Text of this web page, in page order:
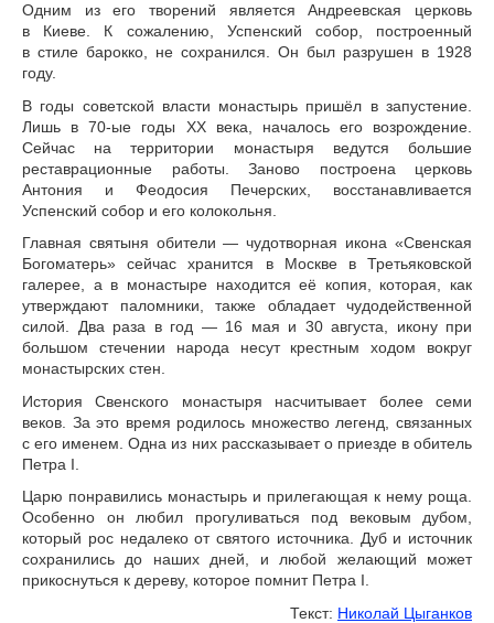
Одним из его творений является Андреевская церковь
в Киеве. К сожалению, Успенский собор, построенный
в стиле барокко, не сохранился. Он был разрушен в 1928
году.
В годы советской власти монастырь пришёл в запустение.
Лишь в 70-ые годы XX века, началось его возрождение.
Сейчас на территории монастыря ведутся большие
реставрационные работы. Заново построена церковь
Антония и Феодосия Печерских, восстанавливается
Успенский собор и его колокольня.
Главная святыня обители — чудотворная икона «Свенская
Богоматерь» сейчас хранится в Москве в Третьяковской
галерее, а в монастыре находится её копия, которая, как
утверждают паломники, также обладает чудодейственной
силой. Два раза в год — 16 мая и 30 августа, икону при
большом стечении народа несут крестным ходом вокруг
монастырских стен.
История Свенского монастыря насчитывает более семи
веков. За это время родилось множество легенд, связанных
с его именем. Одна из них рассказывает о приезде в обитель
Петра I.
Царю понравились монастырь и прилегающая к нему роща.
Особенно он любил прогуливаться под вековым дубом,
который рос недалеко от святого источника. Дуб и источник
сохранились до наших дней, и любой желающий может
прикоснуться к дереву, которое помнит Петра I.
Текст: Николай Цыганков